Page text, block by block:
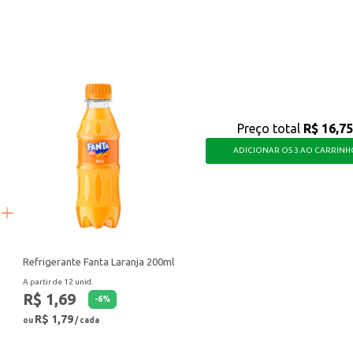
e rápida, garantindo um ambiente mais higiênico e agradável para você e
Refrigerante Fanta Laranja 200ml
A partir de 12 unid.
R$ 1,69 -6%
ou R$ 1,79/ cada
Preço total R$ 16,75
ADICIONAR OS 3 AO